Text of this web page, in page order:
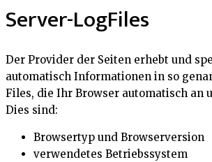
Server-LogFiles
Der Provider der Seiten erhebt und
automatisch Informationen in so
Files, die Ihr Browser automatisch an
Dies sind:
Browsertyp und Browserversion
verwendetes Betriebssystem